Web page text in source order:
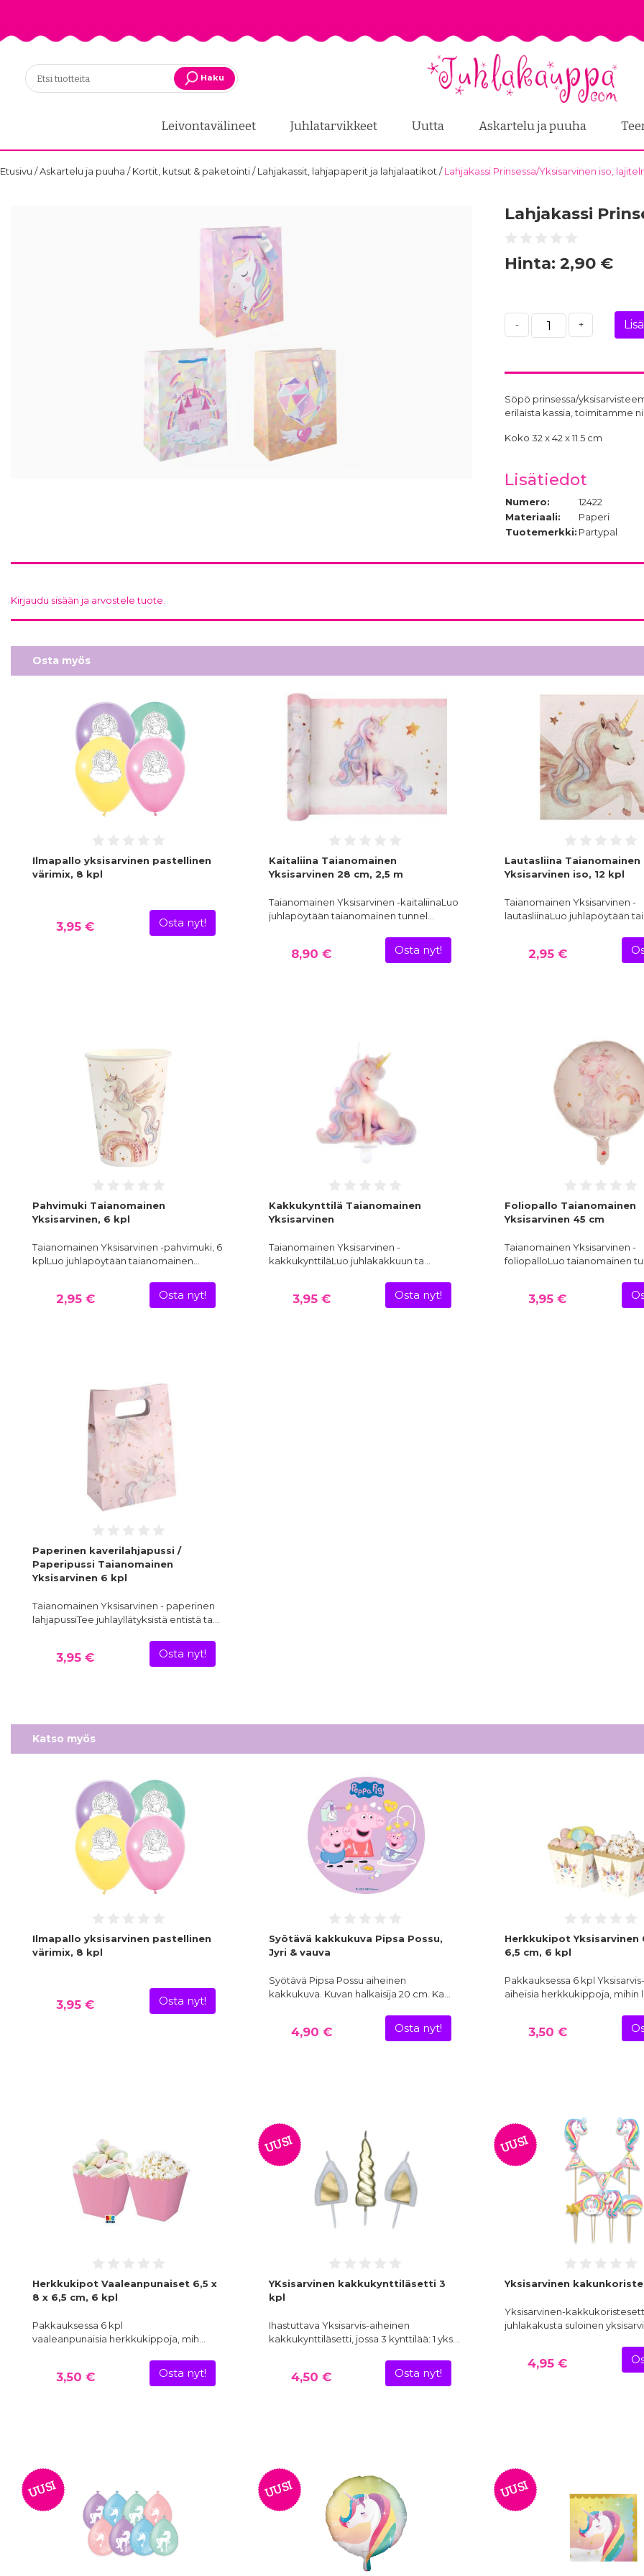
Haku
Leivontavälineet Juhlatarvikkeet Uutta Askartelu ja puuha
Etusivu /Askartelu ja puuha /Kortit, kutsut & paketointi/Lahjakassit, lahjapaperit ja lahjalaatikot /Lahjakassi Prinsessa/Yksisarvinen iso,
Lahjakassi
Hinta: 2,90 €
- +
Söpö prinsessa/
erilaista kassia, toimitamme
Koko 32 x 42 x 11.5 cm
Lisätiedot
Numero:
12422
Materiaali:
Paperi
Tuotemerkki: Partypal
Kirjaudu sisään ja arvostele tuote.
Osta myös
Ilmapallo yksisarvinen pastellinen
värimix, 8 kpl
3,95 € Osta nyt!
Kaitaliina Taianomainen
Yksisarvinen 28 cm, 2,5 m
Taianomainen Yksisarvinen -kaitaliinaLuo
juhlapöytään taianomainen tunnel…
8,90 € Osta nyt!
Lautasliina Taianomainen
Yksisarvinen iso, 12 kpl
Taianomainen Yksisarvinen -
lautasliinaLuo juhlapöytään
2,95 €
Pahvimuki Taianomainen
Yksisarvinen, 6 kpl
Taianomainen Yksisarvinen -pahvimuki, 6
kplLuo juhlapöytään taianomainen…
2,95 € Osta nyt!
Kakkukynttilä Taianomainen
Yksisarvinen
Taianomainen Yksisarvinen -
kakkukynttiläLuo juhlakakkuun ta…
3,95 € Osta nyt!
Foliopallo Taianomainen
Yksisarvinen 45 cm
Taianomainen Yksisarvinen -
foliopalloLuo taianomainen
3,95 €
Paperinen kaverilahjapussi /
Paperipussi Taianomainen
Yksisarvinen 6 kpl
Taianomainen Yksisarvinen - paperinen
lahjapussiTee juhlayllätyksistä entistä ta…
3,95 € Osta nyt!
Katso myös
Ilmapallo yksisarvinen pastellinen
värimix, 8 kpl
3,95 € Osta nyt!
Syötävä kakkukuva Pipsa Possu,
Jyri & vauva
Syötävä Pipsa Possu aiheinen
kakkukuva. Kuvan halkaisija 20 cm. Ka…
4,90 € Osta nyt!
Herkkukipot Yksisarvinen
6,5 cm, 6 kpl
Pakkauksessa 6 kpl Yksisarvis-
aiheisia herkkukippoja, mihin
3,50 €
Herkkukipot Vaaleanpunaiset 6,5 x
8 x 6,5 cm, 6 kpl
Pakkauksessa 6 kpl
vaaleanpunaisia herkkukippoja, mih…
3,50 € Osta nyt!
UUSI
YKsisarvinen kakkukynttiläsetti 3
kpl
Ihastuttava Yksisarvis-aiheinen
kakkukynttiläsetti, jossa 3 kynttilää: 1 yks…
4,50 € Osta nyt!
UUSI
Yksisarvinen
Yksisarvinen-
juhlakakusta suloinen
4,95 €
UUSI UUSI UUSI